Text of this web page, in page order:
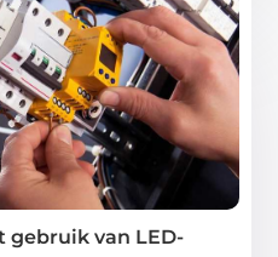
gebruik van LED-